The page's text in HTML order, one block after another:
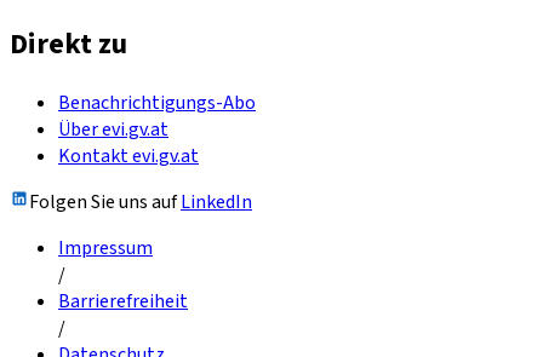
Direkt zu
Benachrichtigungs-Abo
Über evi.gv.at
Kontakt evi.gv.at
Folgen Sie uns aufLinkedIn
Impressum
/
Barrierefreiheit
/